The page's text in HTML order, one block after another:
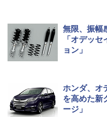
無限、振幅
「オデッ
ョン」
ホンダ、オ
を高めた新
ージ」